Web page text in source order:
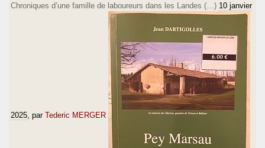
Chroniques d’une famille de laboureurs dans les Landes (…) 10 janvier
2025 , par Tederic MERGER